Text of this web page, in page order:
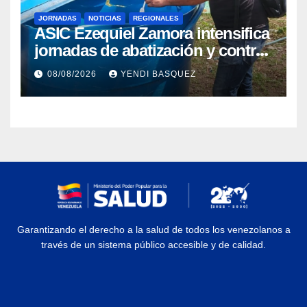
JORNADAS NOTICIAS REGIONALES
ASIC Ezequiel Zamora intensifica
jornadas de abatización y control
de vectores en comunidades del
08/08/2026 YENDI BASQUEZ
Garantizando el derecho a la salud de todos los venezolanos a
través de un sistema público accesible y de calidad.